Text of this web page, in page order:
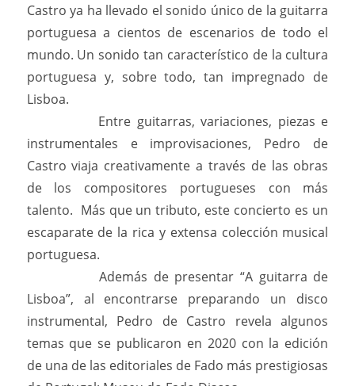
Castro ya ha llevado el sonido único de la guitarra
portuguesa a cientos de escenarios de todo el
mundo. Un sonido tan característico de la cultura
portuguesa y, sobre todo, tan impregnado de
Lisboa.
Entre guitarras, variaciones, piezas e
instrumentales e improvisaciones, Pedro de
Castro viaja creativamente a través de las obras
de los compositores portugueses con más
talento. Más que un tributo, este concierto es un
escaparate de la rica y extensa colección musical
portuguesa.
Además de presentar “A guitarra de
Lisboa”, al encontrarse preparando un disco
instrumental, Pedro de Castro revela algunos
temas que se publicaron en 2020 con la edición
de una de las editoriales de Fado más prestigiosas